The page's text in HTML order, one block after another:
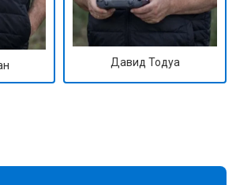
Давид Тодуа